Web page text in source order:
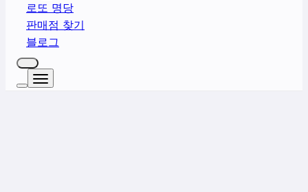
로또 명당
판매점 찾기
블로그